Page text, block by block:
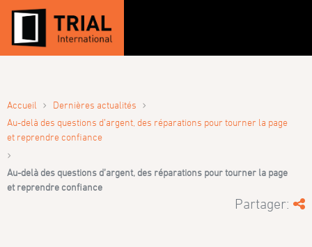
Accueil › Dernières actualités ›
Au-delà des questions d’argent, des réparations pour tourner la page
et reprendre confiance
›
Au-delà des questions d’argent, des réparations pour tourner la page
et reprendre confiance
Partager: